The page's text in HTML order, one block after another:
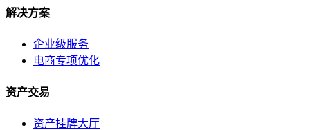
解决方案
企业级服务
电商专项优化
资产交易
资产挂牌大厅